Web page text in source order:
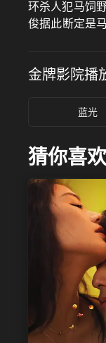
环杀人犯马饲
俊据此断定是
金牌影院播
蓝光
猜你喜欢